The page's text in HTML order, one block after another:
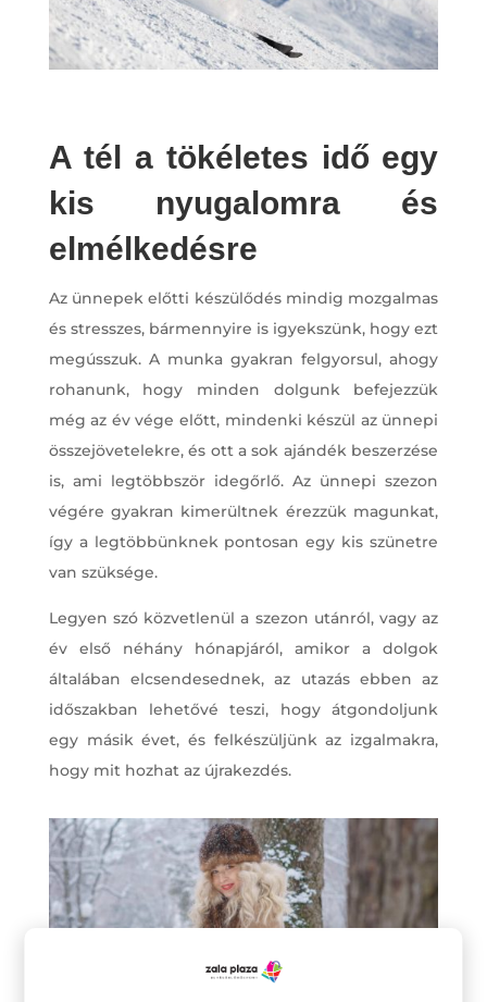
A tél a tökéletes idő egy
kis nyugalomra és
elmélkedésre
Az ünnepek előtti készülődés mindig mozgalmas
és stresszes, bármennyire is igyekszünk, hogy ezt
megússzuk. A munka gyakran felgyorsul, ahogy
rohanunk, hogy minden dolgunk befejezzük
még az év vége előtt, mindenki készül az ünnepi
összejövetelekre, és ott a sok ajándék beszerzése
is, ami legtöbbször idegőrlő. Az ünnepi szezon
végére gyakran kimerültnek érezzük magunkat,
így a legtöbbünknek pontosan egy kis szünetre
van szüksége.
Legyen szó közvetlenül a szezon utánról, vagy az
év első néhány hónapjáról, amikor a dolgok
általában elcsendesednek, az utazás ebben az
időszakban lehetővé teszi, hogy átgondoljunk
egy másik évet, és felkészüljünk az izgalmakra,
hogy mit hozhat az újrakezdés.